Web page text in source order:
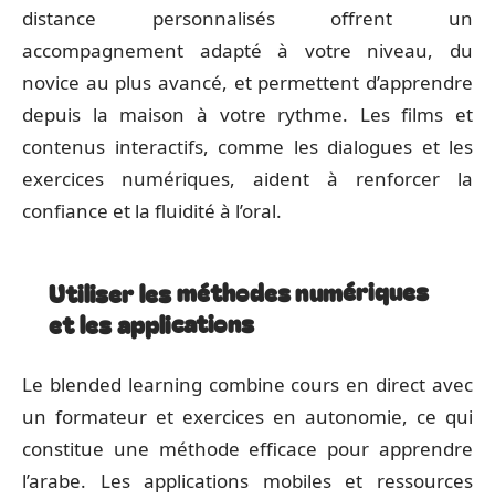
distance personnalisés offrent un
accompagnement adapté à votre niveau, du
novice au plus avancé, et permettent d’apprendre
depuis la maison à votre rythme. Les films et
contenus interactifs, comme les dialogues et les
exercices numériques, aident à renforcer la
confiance et la fluidité à l’oral.
Utiliser les méthodes numériques
et les applications
Le blended learning combine cours en direct avec
un formateur et exercices en autonomie, ce qui
constitue une méthode efficace pour apprendre
l’arabe. Les applications mobiles et ressources